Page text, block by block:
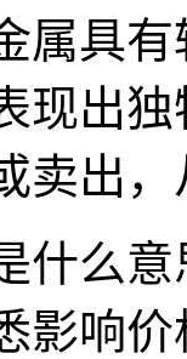
属具
现出
卖出
什么
影响